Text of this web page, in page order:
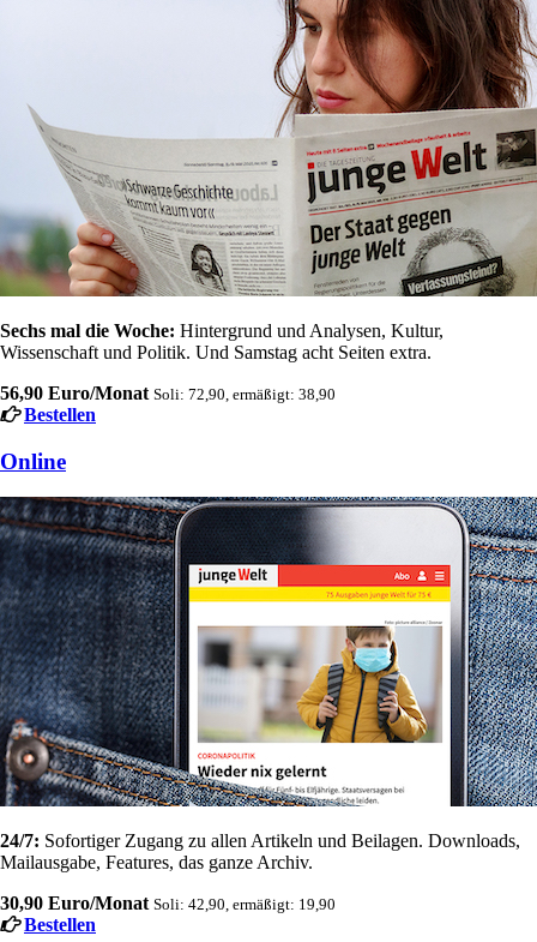
Sechs mal die Woche: Hintergrund und Analysen, Kultur,
Wissenschaft und Politik. Und Samstag acht Seiten extra.
56,90 Euro/Monat Soli: 72,90, ermäßigt: 38,90
Bestellen
Online
24/7: Sofortiger Zugang zu allen Artikeln und Beilagen. Downloads,
Mailausgabe, Features, das ganze Archiv.
30,90 Euro/Monat Soli: 42,90, ermäßigt: 19,90
Bestellen